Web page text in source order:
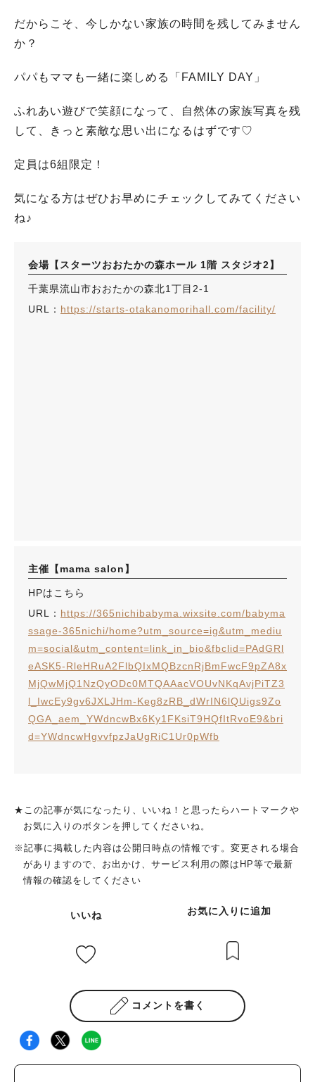
だからこそ、今しかない家族の時間を残してみません
か？
パパもママも一緒に楽しめる「FAMILY DAY」
ふれあい遊びで笑顔になって、自然体の家族写真を残
して、きっと素敵な思い出になるはずです♡
定員は6組限定！
気になる方はぜひお早めにチェックしてみてください
ね♪
会場【スターツおおたかの森ホール 1階 スタジオ2】
千葉県流山市おおたかの森北1丁目2-1
URL： https://starts-otakanomorihall.com/facility/
主催【mama salon】
HPはこちら
URL： https://365nichibabyma.wixsite.com/babyma
ssage-365nichi/home?utm_source=ig&utm_mediu
m=social&utm_content=link_in_bio&fbclid=PAdGRl
eASK5-RleHRuA2FlbQIxMQBzcnRjBmFwcF9pZA8x
MjQwMjQ1NzQyODc0MTQAAacVOUvNKqAvjPiTZ3
l_IwcEy9gv6JXLJHm-Keg8zRB_dWrIN6lQUigs9Zo
QGA_aem_YWdncwBx6Ky1FKsiT9HQfItRvoE9&bri
d=YWdncwHgvvfpzJaUgRiC1Ur0pWfb
★この記事が気になったり、いいね！と思ったらハートマークや
お気に入りのボタンを押してくださいね。
※記事に掲載した内容は公開日時点の情報です。変更される場合
がありますので、お出かけ、サービス利用の際はHP等で最新
情報の確認をしてください
いいね お気に入りに追加
コメントを書く